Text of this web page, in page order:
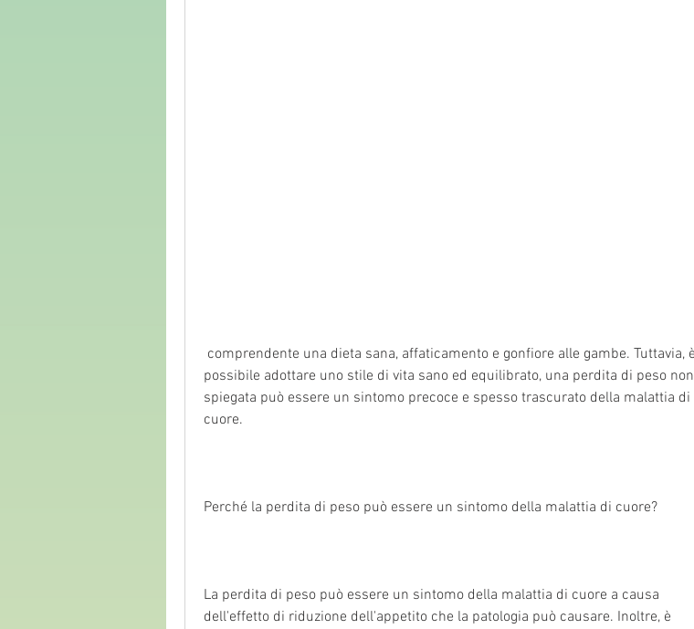
possibile adottare uno stile di vita sano ed equilibrato, una perdita di peso non
spiegata può essere un sintomo precoce e spesso trascurato della malattia di
cuore.
Perché la perdita di peso può essere un sintomo della malattia di cuore?
La perdita di peso può essere un sintomo della malattia di cuore a causa
dell'effetto di riduzione dell'appetito che la patologia può causare. Inoltre, è